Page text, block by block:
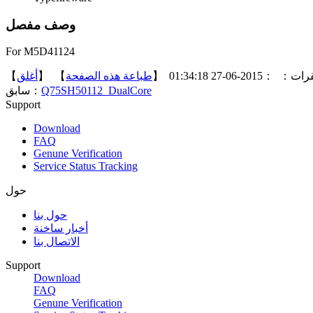
وصف مفصل
For M5D41124
：
：2015-06-27 01:34:18 【 طباعة هذه الصفحة 】 【 أغلق 】
سابق： Q75SH50112_DualCore
Support
Download
FAQ
Genune Verification
Service Status Tracking
حول
حول بنا
أخبار ساخنة
الاتصال بنا
Support
Download
FAQ
Genune Verification